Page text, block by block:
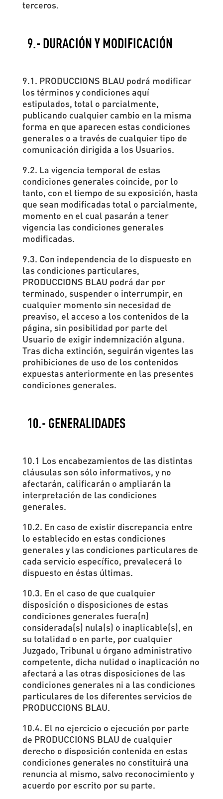
terceros.
9.- DURACIÓN Y MODIFICACIÓN
9.1. PRODUCCIONS BLAU podrá modificar
los términos y condiciones aquí
estipulados, total o parcialmente,
publicando cualquier cambio en la misma
forma en que aparecen estas condiciones
generales o a través de cualquier tipo de
comunicación dirigida a los Usuarios.
9.2. La vigencia temporal de estas
condiciones generales coincide, por lo
tanto, con el tiempo de su exposición, hasta
que sean modificadas total o parcialmente,
momento en el cual pasarán a tener
vigencia las condiciones generales
modificadas.
9.3. Con independencia de lo dispuesto en
las condiciones particulares,
PRODUCCIONS BLAU podrá dar por
terminado, suspender o interrumpir, en
cualquier momento sin necesidad de
preaviso, el acceso a los contenidos de la
página, sin posibilidad por parte del
Usuario de exigir indemnización alguna.
Tras dicha extinción, seguirán vigentes las
prohibiciones de uso de los contenidos
expuestas anteriormente en las presentes
condiciones generales.
10.- GENERALIDADES
10.1 Los encabezamientos de las distintas
cláusulas son sólo informativos, y no
afectarán, calificarán o ampliarán la
interpretación de las condiciones
generales.
10.2. En caso de existir discrepancia entre
lo establecido en estas condiciones
generales y las condiciones particulares de
cada servicio específico, prevalecerá lo
dispuesto en éstas últimas.
10.3. En el caso de que cualquier
disposición o disposiciones de estas
condiciones generales fuera(n)
considerada(s) nula(s) o inaplicable(s), en
su totalidad o en parte, por cualquier
Juzgado, Tribunal u órgano administrativo
competente, dicha nulidad o inaplicación no
afectará a las otras disposiciones de las
condiciones generales ni a las condiciones
particulares de los diferentes servicios de
PRODUCCIONS BLAU.
10.4. El no ejercicio o ejecución por parte
de PRODUCCIONS BLAU de cualquier
derecho o disposición contenida en estas
condiciones generales no constituirá una
renuncia al mismo, salvo reconocimiento y
acuerdo por escrito por su parte.